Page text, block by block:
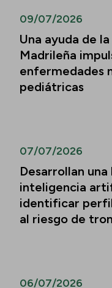
09/07/2026
Una ayuda de
Madrileña
enfermedades
pediátricas
07/07/2026
Desarrollan
inteligencia
identificar
al riesgo de
06/07/2026